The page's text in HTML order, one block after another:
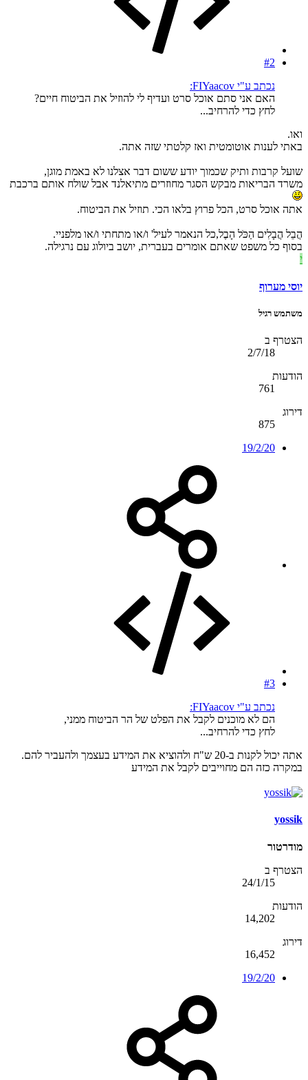
#2
נכתב ע"י FIYaacov:
האם אני סתם אוכל סרט ועדיף לי להוזיל את הביטוח חיים?
לחץ כדי להרחיב...
ואו.
באתי לענות אוטומטית ואז קלטתי שזה אתה.
שועל קרבות ותיק שכמוך יודע ששום דבר אצלנו לא באמת מוגן,
משרד הבריאות מבקש הסגר מחוזרים מתיאלנד אבל שולח אותם ברכבת
אתה אוכל סרט, הכל פרוץ בלאו הכי. תוזיל את הביטוח.
הֲבֵל הֲבָלִים הַכֹּל הָבֶל,כל הנאמר לעיל' ו/או מתחתי ו/או מלפניי.
בסוף כל משפט שאתם אומרים בעברית, יושב ביולוג עם נרגילה.
י
יוסי מערוף
משתמש רגיל
הצטרף ב
2/7/18
הודעות
761
דירוג
875
19/2/20
#3
נכתב ע"י FIYaacov:
הם לא מוכנים לקבל את הפלט של הר הביטוח ממני,
לחץ כדי להרחיב...
אתה יכול לקנות ב-20 ש"ח ולהוציא את המידע בעצמך ולהעביר להם.
במקרה כזה הם מחוייבים לקבל את המידע
yossik
מודרטור
הצטרף ב
24/1/15
הודעות
14,202
דירוג
16,452
19/2/20